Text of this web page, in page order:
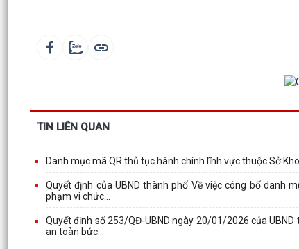
TIN LIÊN QUAN
Danh mục mã QR thủ tục hành chính lĩnh vực thuộc Sở
Quyết định của UBND thành phố Về việc công bố danh
phạm vi chức...
Quyết định số 253/QĐ-UBND ngày 20/01/2026 của
an toàn bức...